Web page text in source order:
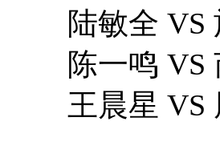
陆敏全 VS
陈一鸣 VS
王晨星 VS